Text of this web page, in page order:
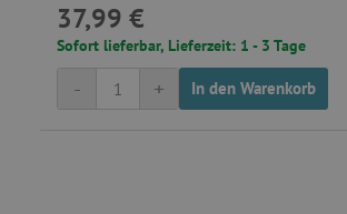
und Spielen ein. Dank der verschiedenen
Farben lassen sich spannende Effekte
erzeugen.
37,99 €
Sofort lieferbar, Lieferzeit: 1 - 3 Tage
+
- In den Warenkorb